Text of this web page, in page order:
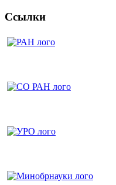
Ссылки